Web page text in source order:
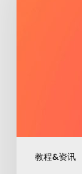
教程&资讯